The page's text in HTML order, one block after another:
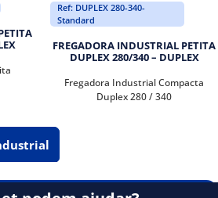
Ref: DUPLEX 280-340-
Standard
FREGADORA INDUSTRIAL PETITA
DUPLEX 280/340 – DUPLEX
Fregadora Industrial Compacta
Duplex 280 / 340